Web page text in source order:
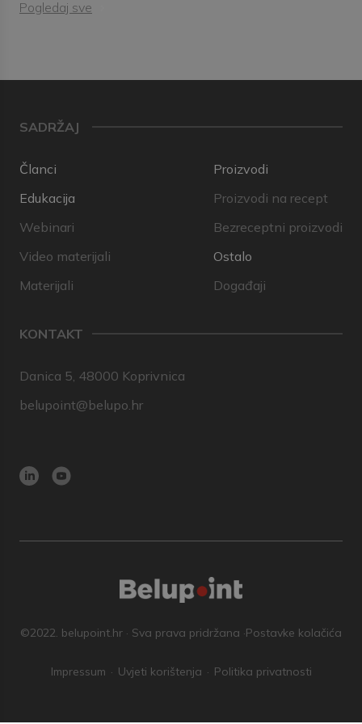
Pogledaj sve
SADRŽAJ
Članci
Edukacija
Webinari
Video materijali
Materijali
Proizvodi
Proizvodi na recept
Bezreceptni proizvodi
Ostalo
Događaji
KONTAKT
Danica 5, 48000 Koprivnica
belupoint@belupo.hr
©2022. belupoint.hr · Sva prava pridržana ·Postavke kolačića
Impressum Uvjeti korištenja Politika privatnosti